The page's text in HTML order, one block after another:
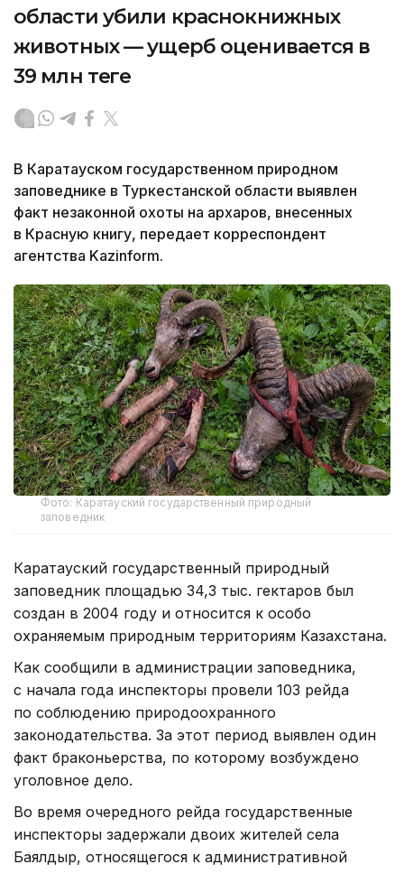
области убили краснокнижных
животных — ущерб оценивается в
39 млн теңге
В Каратауском государственном природном
заповеднике в Туркестанской области выявлен
факт незаконной охоты на архаров, внесенных
в Красную книгу, передает корреспондент
агентства Kazinform.
Фото: Каратауский государственный природный
заповедник
Каратауский государственный природный
заповедник площадью 34,3 тыс. гектаров был
создан в 2004 году и относится к особо
охраняемым природным территориям Казахстана.
Как сообщили в администрации заповедника,
с начала года инспекторы провели 103 рейда
по соблюдению природоохранного
законодательства. За этот период выявлен один
факт браконьерства, по которому возбуждено
уголовное дело.
Во время очередного рейда государственные
инспекторы задержали двоих жителей села
Баялдыр, относящегося к административной